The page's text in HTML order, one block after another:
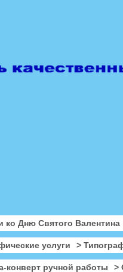
ко Дню Святого Валентина
услуги >
ручной работы >